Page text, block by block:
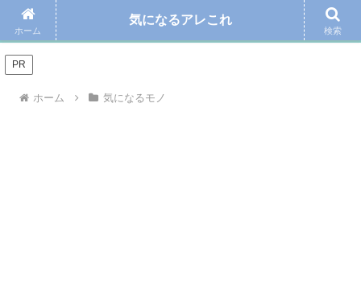
＼Amazonの毎日お得なタイムセール☆こちらから／
PR
ホーム 気になるモノ
ホーム
気になるアレこれ
検索